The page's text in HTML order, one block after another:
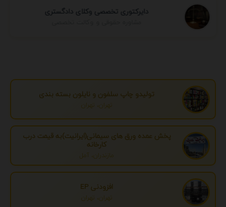
دایرکتوری تخصصی وکلای دادگستری
تولیدو چاپ سلفون و نایلون بسته بندی
تهران، تهران
پخش عمده ورق های سیمانی(ایرانیت)به قیمت درب
کارخانه
مازندران، آمل
افزودنی EP
تهران، تهران